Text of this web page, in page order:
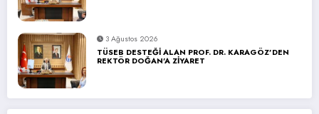
3 Ağustos 2026
TÜSEB DESTEĞİ ALAN PROF. DR. KARAGÖZ’DEN
REKTÖR DOĞAN’A ZİYARET